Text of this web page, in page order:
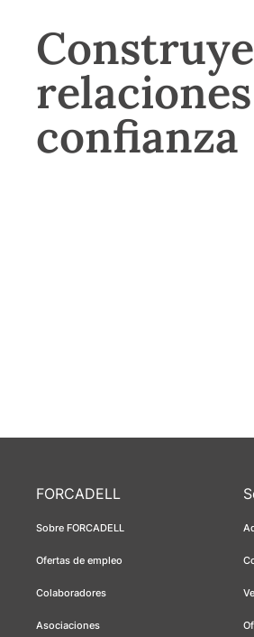
confianza
FORCADELL
Sobre FORCADELL
Ofertas de empleo
Colaboradores
Asociaciones